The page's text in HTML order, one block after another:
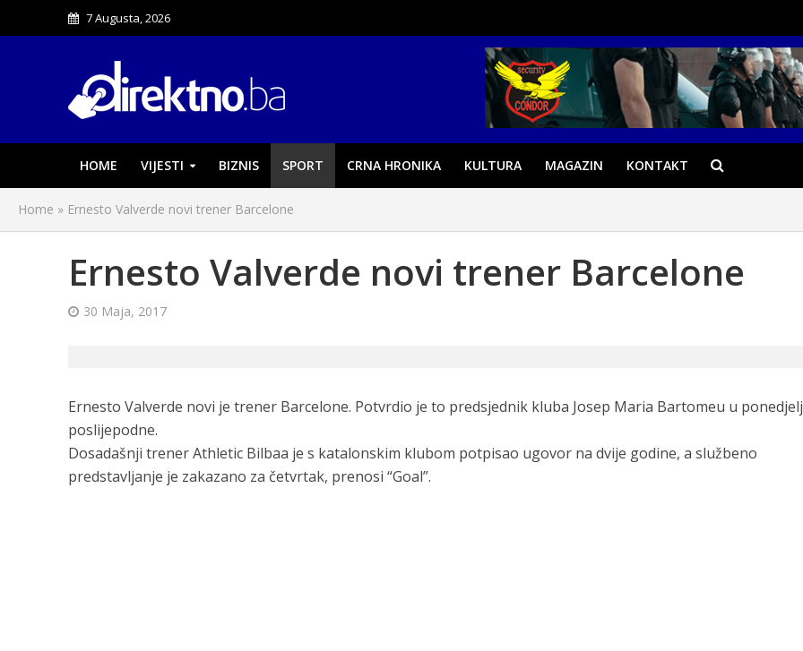
7 Augusta, 2026
HOME VIJESTI BIZNIS SPORT CRNA HRONIKA KULTURA MAGAZIN KONTAKT
Home » Ernesto Valverde novi trener Barcelone
Ernesto Valverde novi trener Barcelone
30 Maja, 2017
Ernesto Valverde novi je trener Barcelone. Potvrdio je to predsjednik kluba Josep Maria Bartomeu u
poslijepodne.
Dosadašnji trener Athletic Bilbaa je s katalonskim klubom potpisao ugovor na dvije godine, a službeno
predstavljanje je zakazano za četvrtak, prenosi “Goal”.